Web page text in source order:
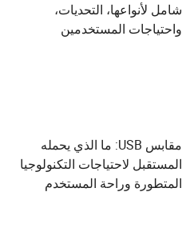
شامل لأنواعها، التحديات،
واحتياجات المستخدمين
مقابس USB: ما الذي يحمله
المستقبل لاحتياجات التكنولوجيا
المتطورة وراحة المستخدم